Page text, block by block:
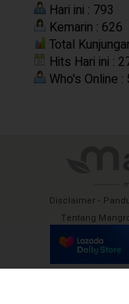
Hari ini : 793
Kemarin : 626
Total
Hits Hari ini :
Who's Online :
Disclaimer
Tentang